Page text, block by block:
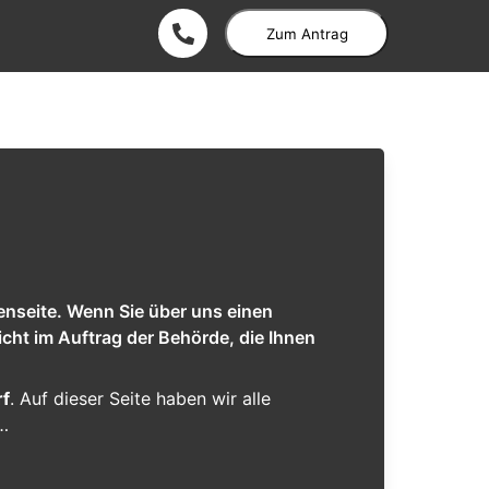
Zum Antrag
Wenn Sie über uns einen
im Auftrag der Behörde, die Ihnen
. Auf dieser Seite haben wir alle